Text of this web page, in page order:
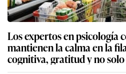
Los expertos en psicología
mantienen la calma en la
cognitiva, gratitud y no